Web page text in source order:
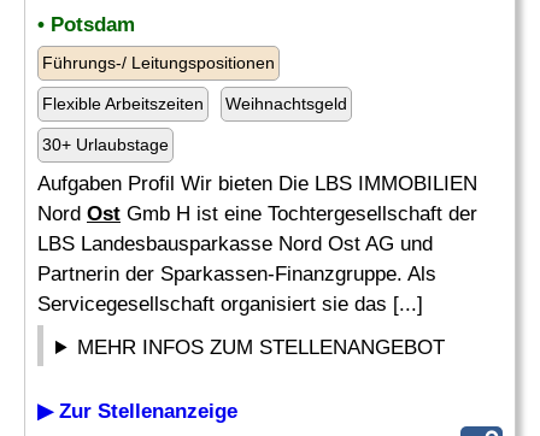
• Potsdam
Führungs-/ Leitungspositionen
Flexible Arbeitszeiten Weihnachtsgeld
30+ Urlaubstage
Aufgaben Profil Wir bieten Die LBS IMMOBILIEN
Nord Ost Gmb H ist eine Tochtergesellschaft der
LBS Landesbausparkasse Nord Ost AG und
Partnerin der Sparkassen-Finanzgruppe. Als
Servicegesellschaft organisiert sie das [...]
MEHR INFOS ZUM STELLENANGEBOT
▶ Zur Stellenanzeige